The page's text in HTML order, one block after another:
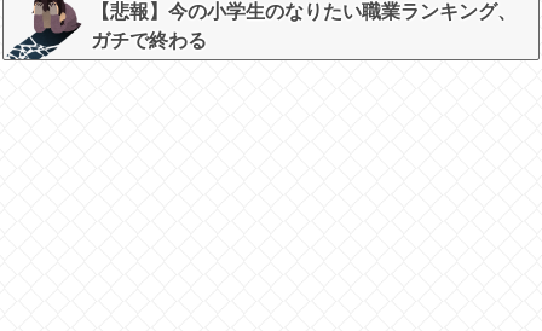
【悲報】今の小学生のなりたい職業ランキング、
ガチで終わる